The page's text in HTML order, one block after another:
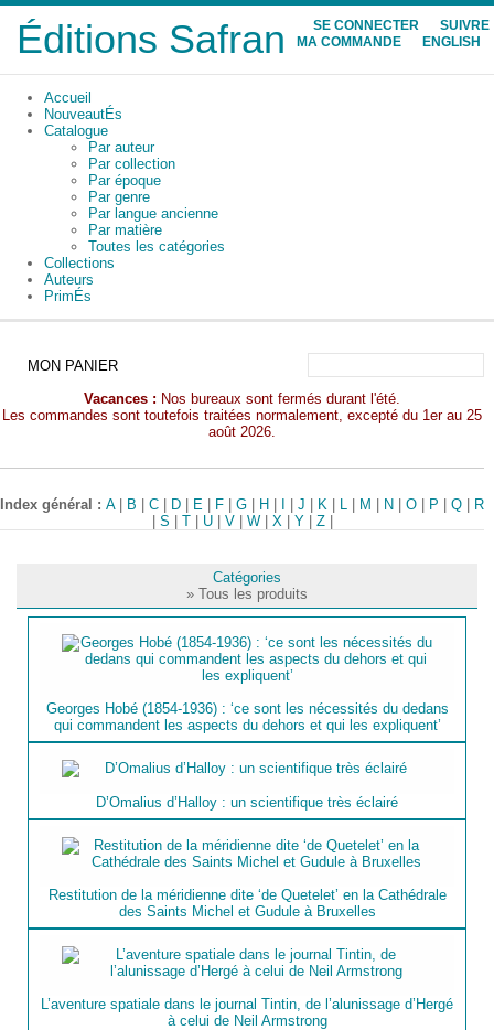
Éditions Safran SE CONNECTER
SUIVRE
MA COMMANDE
ENGLISH
Accueil
NouveautÉs
Catalogue
Par auteur
Par collection
Par époque
Par genre
Par langue ancienne
Par matière
Toutes les catégories
Collections
Auteurs
PrimÉs
MON PANIER
Vacances : Nos bureaux sont fermés durant l'été.
Les commandes sont toutefois traitées normalement, excepté du 1er au 25
août 2026.
Index général :A| B |C D E F |G H |J K L M N |O P |Q
R
S T| U| V| W| X| Y| Z|
Catégories
» Tous les produits
Georges Hobé (1854-1936) : ‘ce sont les nécessités du dedans
qui commandent les aspects du dehors et qui les expliquent’
D’Omalius d’Halloy : un scientifique très éclairé
Restitution de la méridienne dite ‘de Quetelet’ en la Cathédrale
des Saints Michel et Gudule à Bruxelles
L’aventure spatiale dans le journal Tintin, de l’alunissage d’Hergé
à celui de Neil Armstrong